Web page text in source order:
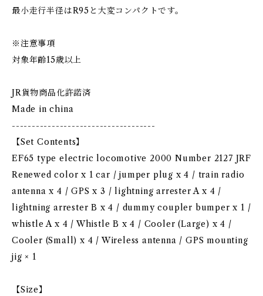
最小走行半径はR95と大変コンパクトです。
※注意事項
対象年齢15歳以上
JR貨物商品化許諾済
Made in china
------------------------------------
【Set Contents】
EF65 type electric locomotive 2000 Number 2127 JRF
Renewed color x 1 car / jumper plug x 4 / train radio
antenna x 4 / GPS x 3 / lightning arrester A x 4 /
lightning arrester B x 4 / dummy coupler bumper x 1 /
whistle A x 4 / Whistle B x 4 / Cooler (Large) x 4 /
Cooler (Small) x 4 / Wireless antenna / GPS mounting
jig × 1
【Size】